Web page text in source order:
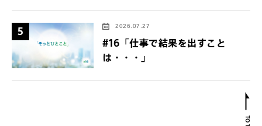
5 2026.07.27
#16「仕事で結果を出すこと
は・・・」